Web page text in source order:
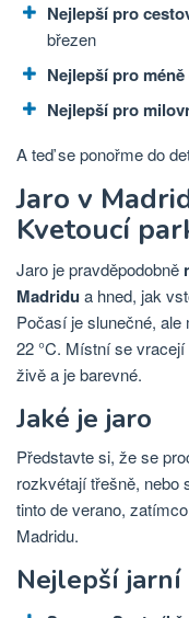
Nejlepší pro
březen
Nejlepší pro
Nejlepší pro
A teď se ponořme do
Jaro v
Kvetoucí
Jaro je pravděpodobně
Madridu a hned, jak
Počasí je slunečné,
22 °C. Místní se
živě a je barevné.
Jaké je jaro
Představte si, že se
rozkvétají třešně, nebo
tinto de verano,
Madridu.
Nejlepší